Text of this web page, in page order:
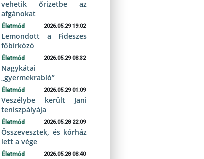
vehetik őrizetbe az
afgánokat
Életmód 2026.05.29 19:02
Lemondott a Fideszes
főbírkózó
Életmód 2026.05.29 08:32
Nagykátai
„gyermekrabló”
Életmód 2026.05.29 01:09
Veszélybe került Jani
teniszpályája
Életmód 2026.05.28 22:09
Összevesztek, és kórház
lett a vége
Életmód 2026.05.28 08:40